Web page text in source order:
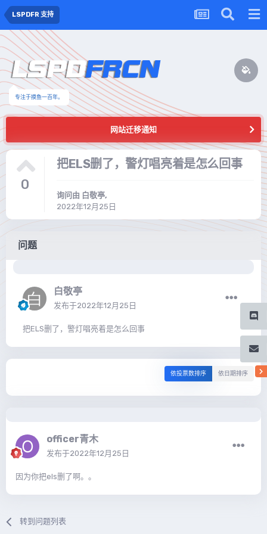
LSPDFR 支持
专注于摸鱼一百年。
网站迁移通知
0
把ELS删了，警灯唱亮着是怎么回事
询问由 白敬亭,
2022年12月25日
问题
白敬亭
发布于2022年12月25日
把ELS删了，警灯唱亮着是怎么回事
依投票数排序 依日期排序
officer青木
发布于2022年12月25日
因为你把els删了啊。。
转到问题列表